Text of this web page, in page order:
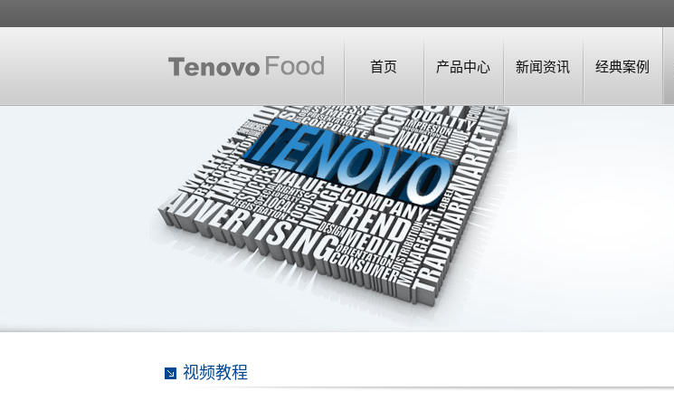
首页 产品中心 新闻资讯 经典案例
视频教程